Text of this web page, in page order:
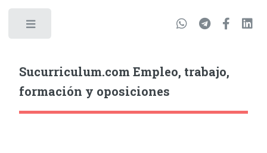
Sucurriculum.com Empleo, trabajo,
formación y oposiciones